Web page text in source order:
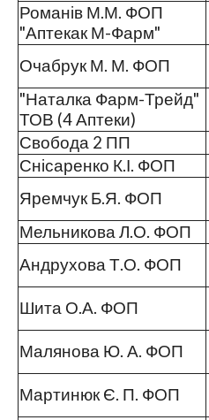
Романів М.М. ФОП
"Аптекак М-Фарм"
Очабрук М. М. ФОП
"Наталка Фарм-Трейд"
ТОВ (4 Аптеки)
Свобода 2 ПП
Снісаренко К.І. ФОП
Яремчук Б.Я. ФОП
Мельникова Л.О. ФОП
Андрухова Т.О. ФОП
Шита О.А. ФОП
Малянова Ю. А. ФОП
Мартинюк Є. П. ФОП